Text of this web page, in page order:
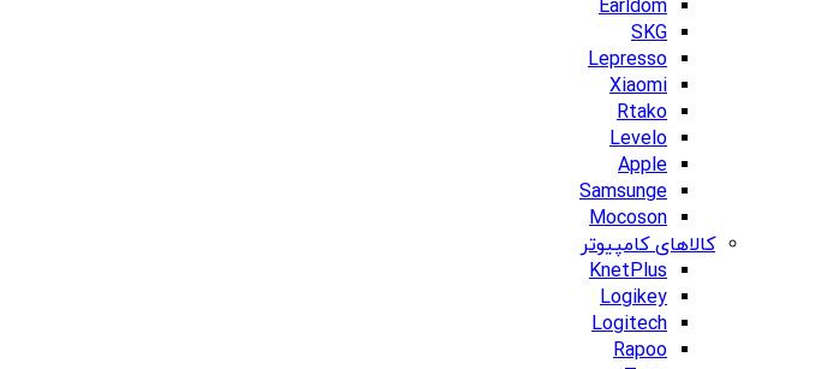
Earldom
SKG
Lepresso
Xiaomi
Rtako
Levelo
Apple
Samsunge
Mocoson
کالاهای کامپیوتر
KnetPlus
Logikey
Logitech
Rapoo